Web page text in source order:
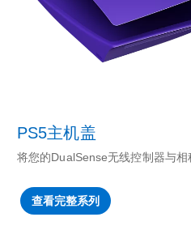
PS5主机盖
将您的DualSense无线控制器与相
查看完整系列